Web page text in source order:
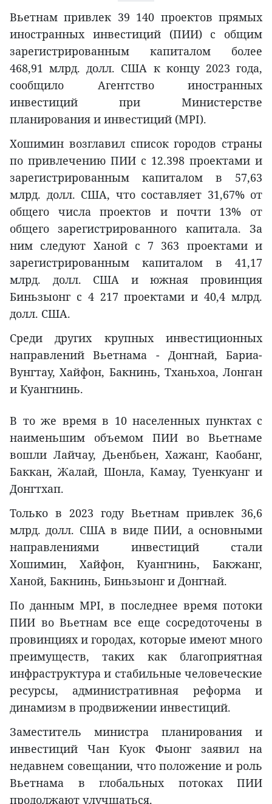
Вьетнам привлек 39 140 проектов прямых
иностранных инвестиций (ПИИ) с общим
зарегистрированным капиталом более
468,91 млрд. долл. США к концу 2023 года,
сообщило Агентство иностранных
инвестиций при Министерстве
планирования и инвестиций (MPI).
Хошимин возглавил список городов страны
по привлечению ПИИ с 12.398 проектами и
зарегистрированным капиталом в 57,63
млрд. долл. США, что составляет 31,67% от
общего числа проектов и почти 13% от
общего зарегистрированного капитала. За
ним следуют Ханой с 7 363 проектами и
зарегистрированным капиталом в 41,17
млрд. долл. США и южная провинция
Биньзыонг с 4 217 проектами и 40,4 млрд.
долл. США.
Среди других крупных инвестиционных
направлений Вьетнама - Донгнай, Бариа-
Вунгтау, Хайфон, Бакнинь, Тханьхоа, Лонган
и Куангнинь.
В то же время в 10 населенных пунктах с
наименьшим объемом ПИИ во Вьетнаме
вошли Лайчау, Дьенбьен, Хажанг, Каобанг,
Баккан, Жалай, Шонла, Камау, Туенкуанг и
Донгтхап.
Только в 2023 году Вьетнам привлек 36,6
млрд. долл. США в виде ПИИ, а основными
направлениями инвестиций стали
Хошимин, Хайфон, Куангнинь, Бакжанг,
Ханой, Бакнинь, Биньзыонг и Донгнай.
По данным MPI, в последнее время потоки
ПИИ во Вьетнам все еще сосредоточены в
провинциях и городах, которые имеют много
преимуществ, таких как благоприятная
инфраструктура и стабильные человеческие
ресурсы, административная реформа и
динамизм в продвижении инвестиций.
Заместитель министра планирования и
инвестиций Чан Куок Фыонг заявил на
недавнем совещании, что положение и роль
Вьетнама в глобальных потоках ПИИ
продолжают улучшаться.